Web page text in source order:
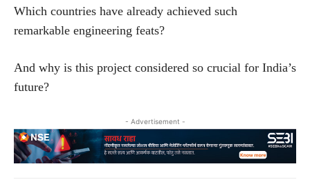
Which countries have already achieved such
remarkable engineering feats?
And why is this project considered so crucial for India’s
future?
- Advertisement -